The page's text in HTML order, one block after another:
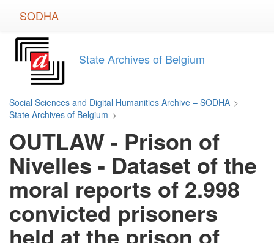
content
SODHA
State Archives of Belgium
Social Sciences and Digital Humanities Archive – SODHA >
State Archives of Belgium >
OUTLAW - Prison of
Nivelles - Dataset of the
moral reports of 2.998
convicted prisoners
held at the prison of